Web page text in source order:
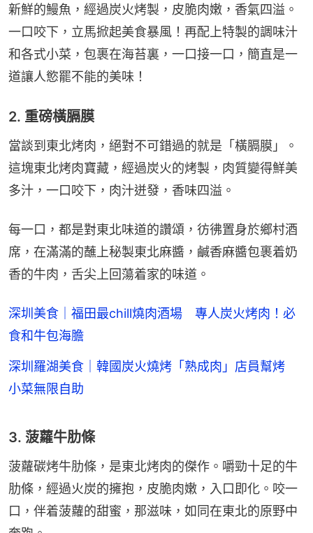
新鮮的鰻魚，經過炭火烤製，皮脆肉嫩，香氣四溢。
一口咬下，立馬掀起美食暴風！再配上特製的調味汁
和各式小菜，包裹在海苔裏，一口接一口，簡直是一
道讓人慾罷不能的美味！
2. 重磅橫膈膜
當談到東北烤肉，絕對不可錯過的就是「橫膈膜」。
這塊東北烤肉寶藏，經過炭火的烤製，肉質變得鮮美
多汁，一口咬下，肉汁迸發，香味四溢。
每一口，都是對東北味道的讚頌，彷彿置身於鄉村酒
席，在滿滿的蘸上秘製東北麻醬，鹹香麻醬包裹着奶
香的牛肉，舌尖上回蕩着家的味道。
深圳美食｜福田最chill燒肉酒場 專人炭火烤肉！必
食和牛包海膽
深圳羅湖美食｜韓國炭火燒烤「熟成肉」店員幫烤
小菜無限自助
3. 菠蘿牛肋條
菠蘿碳烤牛肋條，是東北烤肉的傑作。嚼勁十足的牛
肋條，經過火炭的擁抱，皮脆肉嫩，入口即化。咬一
口，伴着菠蘿的甜蜜，那滋味，如同在東北的原野中